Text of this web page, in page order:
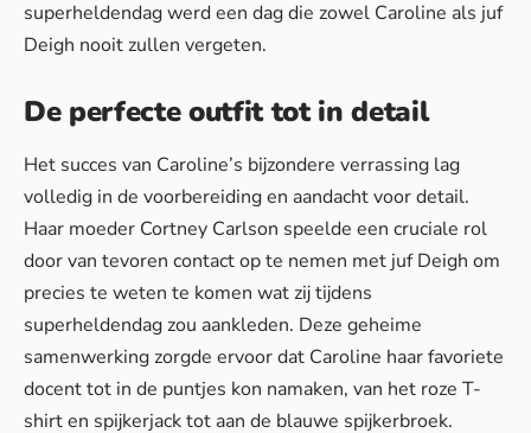
superheldendag werd een dag die zowel Caroline als juf
Deigh nooit zullen vergeten.
De perfecte outfit tot in detail
Het succes van Caroline’s bijzondere verrassing lag
volledig in de voorbereiding en aandacht voor detail.
Haar moeder Cortney Carlson speelde een cruciale rol
door van tevoren contact op te nemen met juf Deigh om
precies te weten te komen wat zij tijdens
superheldendag zou aankleden. Deze geheime
samenwerking zorgde ervoor dat Caroline haar favoriete
docent tot in de puntjes kon namaken, van het roze T-
shirt en spijkerjack tot aan de blauwe spijkerbroek.